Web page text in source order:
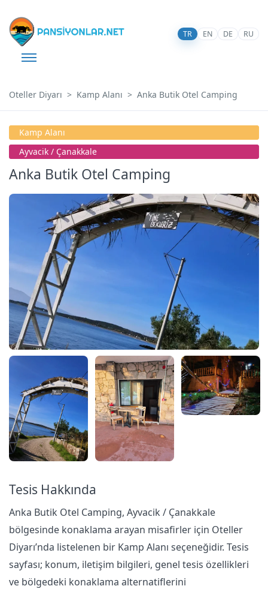
TR EN DE RU
Oteller Diyarı Kamp Alanı Anka Butik Otel Camping
Kamp Alanı
Ayvacik / Çanakkale
Anka Butik Otel Camping
Tesis Hakkında
Anka Butik Otel Camping, Ayvacik / Çanakkale
bölgesinde konaklama arayan misafirler için Oteller
Diyarı’nda listelenen bir Kamp Alanı seçeneğidir. Tesis
sayfası; konum, iletişim bilgileri, genel tesis özellikleri
ve bölgedeki konaklama alternatiflerini